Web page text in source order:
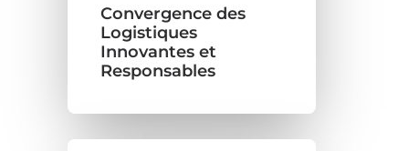
Convergence des
Logistiques
Innovantes et
Responsables